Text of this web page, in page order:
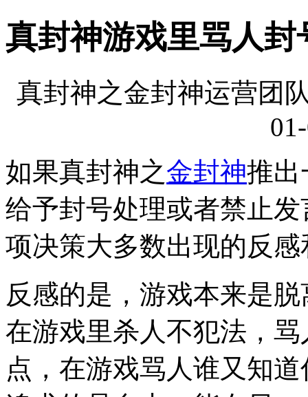
真封神游戏里骂人
真封神之金封神运营团
如果真封神之金封神推出
给予封号处理或者禁止
项决策大多数出现的反
反感的是，游戏本来是
在游戏里杀人不犯法，
点，在游戏骂人谁又知